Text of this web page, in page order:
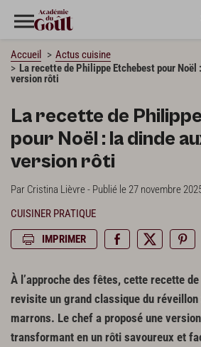
Accueil
Actus cuisine
La recette de Philippe Etchebest pour Noël
version rôti
La recette de
pour Noël : la dinde
version rôti
Par Cristina Lièvre - Publié le 27 novembre
CUISINER PRATIQUE
IMPRIMER
À l’approche des fêtes, cette recette
revisite un grand classique du réveillon
marrons. Le chef a proposé une
transformant en un rôti savoureux et